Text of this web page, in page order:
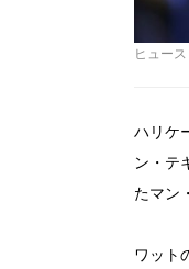
ヒュー
ハリケ
ン・テ
たマン
ワット